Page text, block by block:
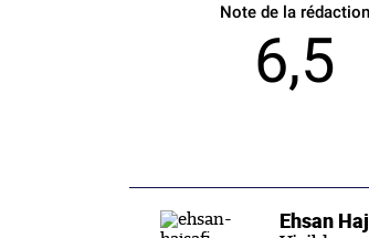
Note de la rédaction
6,5
Ehsan